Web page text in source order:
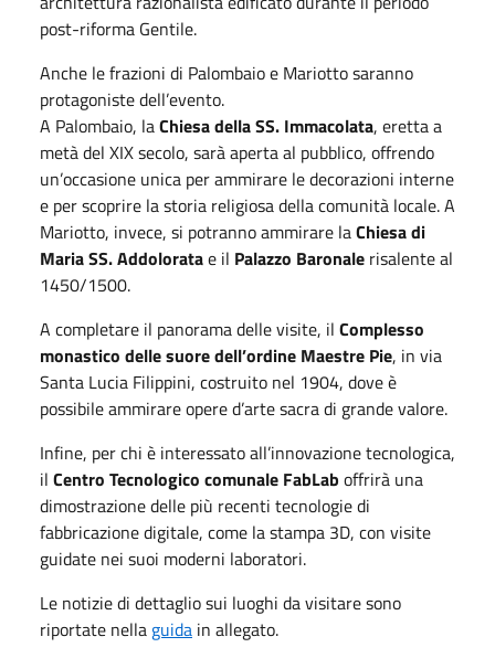
post-riforma Gentile.
Anche le frazioni di Palombaio e Mariotto saranno
protagoniste dell’evento.
A Palombaio, laChiesa della SS. Immacolata, eretta a
metà del XIX secolo, sarà aperta al pubblico, offrendo
un’occasione unica per ammirare le decorazioni interne
e per scoprire la storia religiosa della comunità locale. A
Mariotto, invece, si potranno ammirare laChiesa di
Maria SS. Addoloratae il Palazzo Baronale risalente al
1450/1500.
A completare il panorama delle visite, il Complesso
monastico delle suore dell’ordine Maestre Pie, in via
Santa Lucia Filippini, costruito nel 1904, dove è
possibile ammirare opere d’arte sacra di grande valore.
Infine, per chi è interessato all’innovazione tecnologica,
il Centro Tecnologico comunale FabLab offrirà una
dimostrazione delle più recenti tecnologie di
fabbricazione digitale, come la stampa 3D, con visite
guidate nei suoi moderni laboratori.
Le notizie di dettaglio sui luoghi da visitare sono
riportate nella guida in allegato.